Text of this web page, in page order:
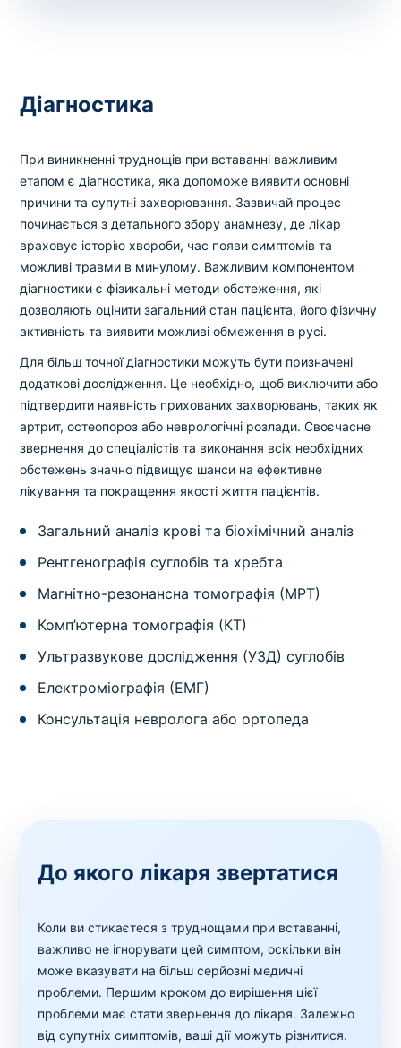
Діагностика
При виникненні труднощів при вставанні важливим
етапом є діагностика, яка допоможе виявити основні
причини та супутні захворювання. Зазвичай процес
починається з детального збору анамнезу, де лікар
враховує історію хвороби, час появи симптомів та
можливі травми в минулому. Важливим компонентом
діагностики є фізикальні методи обстеження, які
дозволяють оцінити загальний стан пацієнта, його фізичну
активність та виявити можливі обмеження в русі.
Для більш точної діагностики можуть бути призначені
додаткові дослідження. Це необхідно, щоб виключити або
підтвердити наявність прихованих захворювань, таких як
артрит, остеопороз або неврологічні розлади. Своєчасне
звернення до спеціалістів та виконання всіх необхідних
обстежень значно підвищує шанси на ефективне
лікування та покращення якості життя пацієнтів.
Загальний аналіз крові та біохімічний аналіз
Рентгенографія суглобів та хребта
Магнітно-резонансна томографія (МРТ)
Комп’ютерна томографія (КТ)
Ультразвукове дослідження (УЗД) суглобів
Електроміографія (ЕМГ)
Консультація невролога або ортопеда
До якого лікаря звертатися
Коли ви стикаєтеся з труднощами при вставанні,
важливо не ігнорувати цей симптом, оскільки він
може вказувати на більш серйозні медичні
проблеми. Першим кроком до вирішення цієї
проблеми має стати звернення до лікаря. Залежно
від супутніх симптомів, ваші дії можуть різнитися.